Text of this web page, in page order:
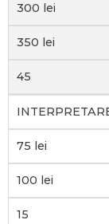
300 lei
350 lei
45
75 lei
100 lei
15